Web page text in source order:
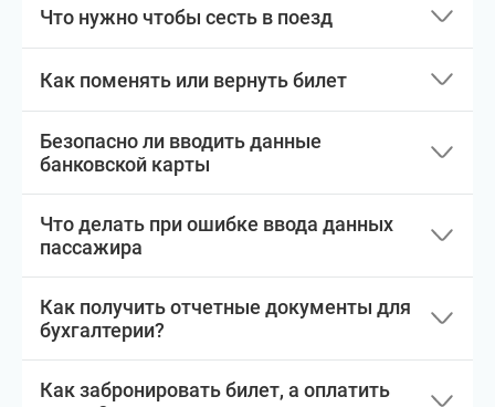
Что нужно чтобы сесть в поезд
Как поменять или вернуть билет
Безопасно ли вводить данные
банковской карты
Что делать при ошибке ввода данных
пассажира
Как получить отчетные документы для
бухгалтерии?
Как забронировать билет, а оплатить